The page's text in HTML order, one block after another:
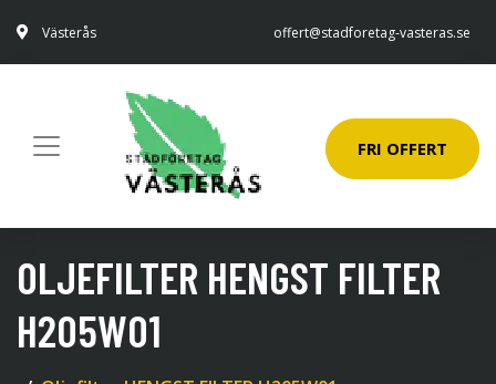
Västerås offert@stadforetag-vasteras.se
FRI OFFERT
OLJEFILTER HENGST FILTER
H205W01